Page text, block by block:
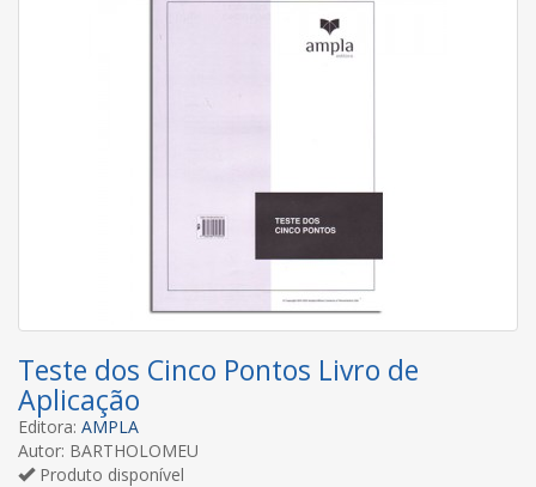
Teste dos Cinco Pontos Livro de
Aplicação
Editora: AMPLA
Autor: BARTHOLOMEU
Produto disponível